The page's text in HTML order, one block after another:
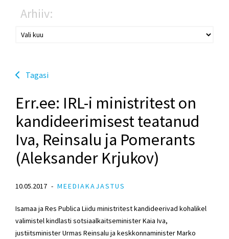
Arhiiv:
Tagasi
Err.ee: IRL-i ministritest on
kandideerimisest teatanud
Iva, Reinsalu ja Pomerants
(Aleksander Krjukov)
10.05.2017 MEEDIAKAJASTUS
Isamaa ja Res Publica Liidu ministritest kandideerivad kohalikel
valimistel kindlasti sotsiaalkaitseminister Kaia Iva,
justiitsminister Urmas Reinsalu ja keskkonnaminister Marko